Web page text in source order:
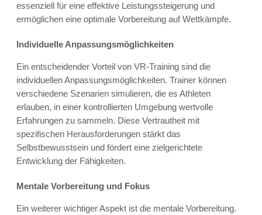
essenziell für eine effektive Leistungssteigerung und
ermöglichen eine optimale Vorbereitung auf Wettkämpfe.
Individuelle Anpassungsmöglichkeiten
Ein entscheidender Vorteil von VR-Training sind die
individuellen Anpassungsmöglichkeiten. Trainer können
verschiedene Szenarien simulieren, die es Athleten
erlauben, in einer kontrollierten Umgebung wertvolle
Erfahrungen zu sammeln. Diese Vertrautheit mit
spezifischen Herausforderungen stärkt das
Selbstbewusstsein und fördert eine zielgerichtete
Entwicklung der Fähigkeiten.
Mentale Vorbereitung und Fokus
Ein weiterer wichtiger Aspekt ist die mentale Vorbereitung.